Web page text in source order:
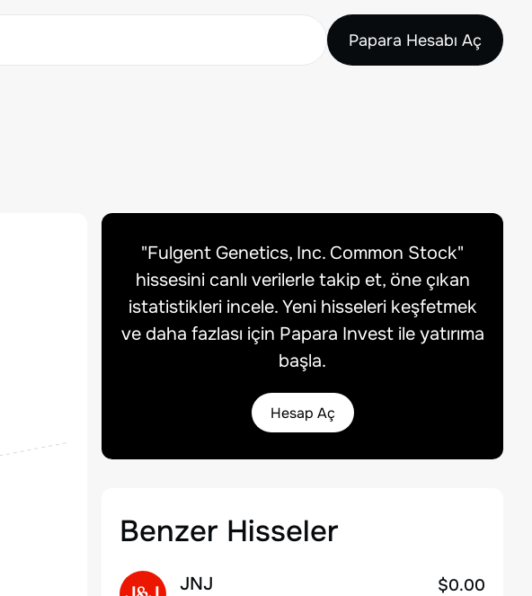
Papara Hesabı Aç
"Fulgent Genetics, Inc. Common Stock"
hissesini canlı verilerle takip et, öne çıkan
istatistikleri incele. Yeni hisseleri keşfetmek
ve daha fazlası için Papara Invest ile yatırıma
başla.
Hesap Aç
Benzer Hisseler
JNJ $0.00